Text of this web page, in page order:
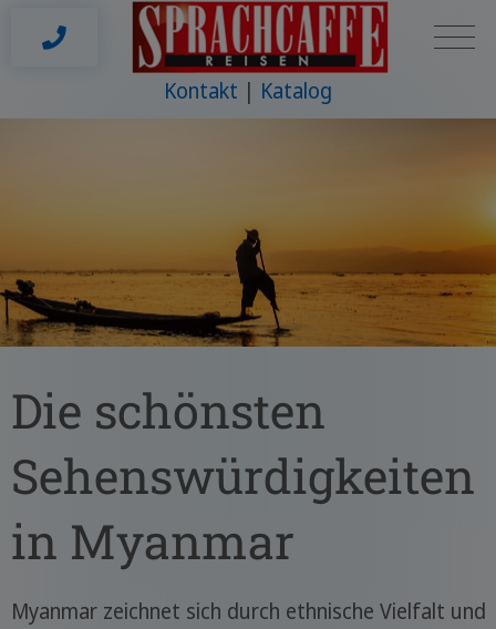
Kontakt Katalog
Die schönsten
Sehenswürdigkeiten
in Myanmar
Myanmar zeichnet sich durch ethnische Vielfalt und